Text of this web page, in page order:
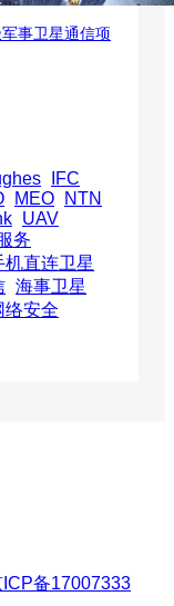
事卫星通信项
IFC
MEO
NTN
UAV
务
机直连卫星
海事卫星
络安全
ICP备17007333